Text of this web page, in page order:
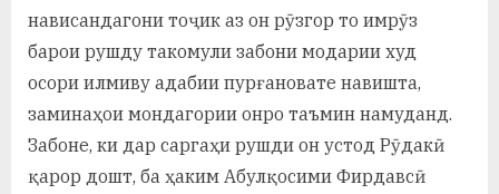
нависандагони тоҷик аз он рӯзгор то имрӯз
барои рушду такомули забони модарии худ
осори илмиву адабии пурғановате навишта,
заминаҳои мондагории онро таъмин намуданд.
Забоне, ки дар саргаҳи рушди он устод Рӯдакӣ
қарор дошт, ба ҳаким Абулқосими Фирдавсӣ